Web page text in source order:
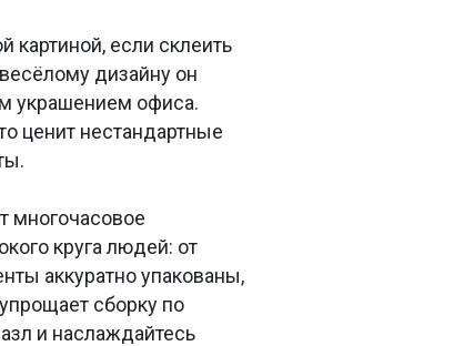
картиной, если склеить
дизайну он
украшением офиса.
ценит нестандартные
многочасовое
круга людей: от
аккуратно упакованы,
сборку по
и наслаждайтесь